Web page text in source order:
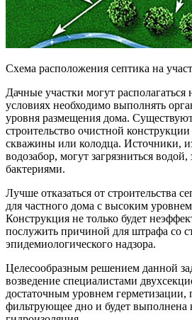
Схема расположения септика на
Дачные участки могут располагаться
условиях необходимо выполнять
уровня размещения дома.
строительство очистной
скважины или колодца. Источники,
водозабор, могут загрязниться
бактериями.
Лучше отказаться от строительства
для частного дома с высоким
Конструкция не только будет
послужить причиной для штрафа со
эпидемиологического надзора.
Целесообразным решением данной
возведение специалистами
достаточным уровнем герметизации,
фильтрующее дно и будет выполнена